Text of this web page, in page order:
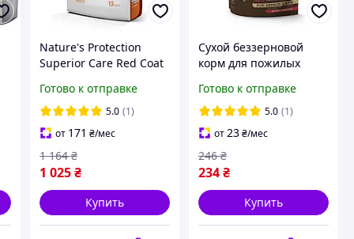
Nature's Protection
Superior Care Red Coat
Breeds Salmon сухой
корм для юниоров
Готово к отправке
5.0 (1)
от 171 ₴/мес
1 025 ₴
1 164 ₴
Купить
Сухой беззерновой
корм для пожилых
Nature's Protection
Lifestyle Grain Free
Salmon Senior,400г
Готово к отправке
5.0 (1)
от23₴/мес
234₴
246 ₴
Купить